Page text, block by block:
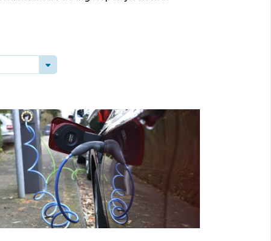
Toggle Dropdown